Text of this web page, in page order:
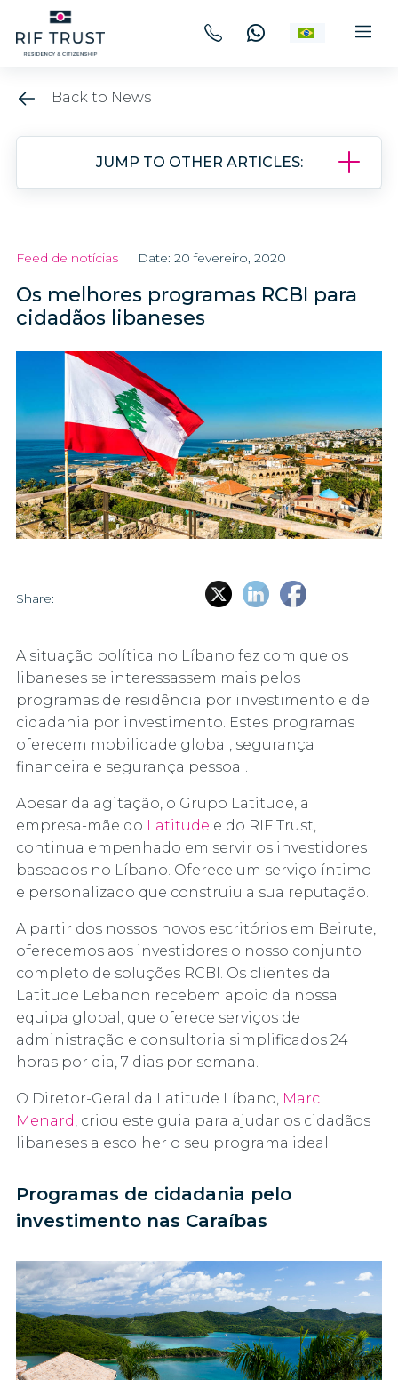
Back to News
JUMP TO OTHER ARTICLES:
Feed de notícias Date: 20 fevereiro, 2020
Os melhores programas RCBI para
cidadãos libaneses
Share:
A situação política no Líbano fez com que os
libaneses se interessassem mais pelos
programas de residência por investimento e de
cidadania por investimento. Estes programas
oferecem mobilidade global, segurança
financeira e segurança pessoal.
Apesar da agitação, o Grupo Latitude, a
empresa-mãe do Latitude e do RIF Trust,
continua empenhado em servir os investidores
baseados no Líbano. Oferece um serviço íntimo
e personalizado que construiu a sua reputação.
A partir dos nossos novos escritórios em Beirute,
oferecemos aos investidores o nosso conjunto
completo de soluções RCBI. Os clientes da
Latitude Lebanon recebem apoio da nossa
equipa global, que oferece serviços de
administração e consultoria simplificados 24
horas por dia, 7 dias por semana.
O Diretor-Geral da Latitude Líbano, Marc
Menard , criou este guia para ajudar os cidadãos
libaneses a escolher o seu programa ideal.
Programas de cidadania pelo
investimento nas Caraíbas